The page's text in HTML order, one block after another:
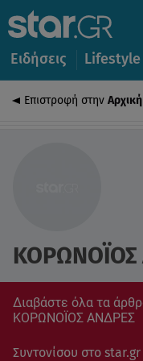
Ειδήσεις Lifestyle
Επιστροφή στην
ΚΟΡΩΝΟΪΟΣ
Διαβάστε όλα τα
ΚΟΡΩΝΟΪΟΣ ΑΝΔΡΕΣ
Συντονίσου στο